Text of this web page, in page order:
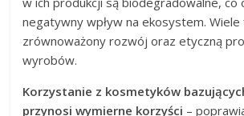
negatywny wpływ na ekosystem.
zrównoważony rozwój oraz etyczną
wyrobów.
Korzystanie z kosmetyków
przynosi wymierne korzyści –